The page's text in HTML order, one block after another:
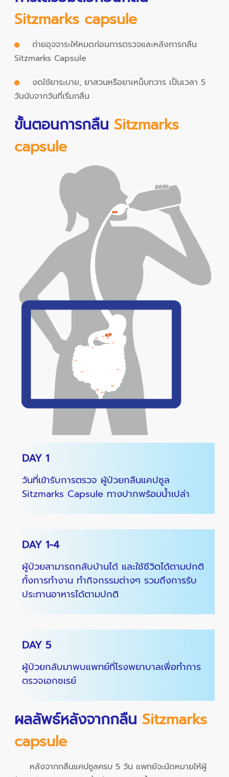
Sitzmarks capsule
ถ่ายอุจจาระให้หมดก่อนการตรวจและหลังการกลืน
Sitzmarks Capsule
งดใช้ยาระบาย, ยาสวนหรือยาเหน็บทวาร เป็นเวลา 5
วันนับจากวันที่เริ่มกลืน
ขั้นตอนการกลืน Sitzmarks
capsule
DAY 1
วันที่เข้ารับการตรวจ ผู้ป่วยกลืนแคปซูล
Sitzmarks Capsule ทางปากพร้อมน้ำเปล่า
DAY 1-4
ผู้ป่วยสามารถกลับบ้านได้ และใช้ชีวิตได้ตามปกติ
ทั้งการทำงาน ทำกิจกรรมต่างๆ รวมถึงการรับ
ประทานอาหารได้ตามปกติ
DAY 5
ผู้ป่วยกลับมาพบแพทย์ที่โรงพยาบาลเพื่อทำการ
ตรวจเอกซเรย์
ผลลัพธ์หลังจากกลืน Sitzmarks
capsule
หลังจากกลืนแคปซูลครบ 5 วัน แพทย์จะนัดหมายให้ผู้